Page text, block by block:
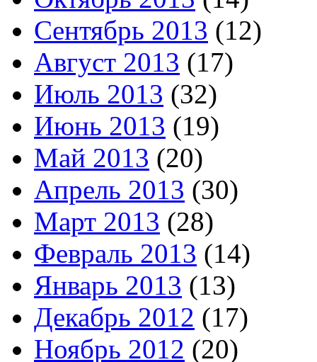
Сентябрь 2013 (12)
Август 2013 (17)
Июль 2013 (32)
Июнь 2013 (19)
Май 2013 (20)
Апрель 2013 (30)
Март 2013 (28)
Февраль 2013 (14)
Январь 2013 (13)
Декабрь 2012 (17)
Ноябрь 2012 (20)